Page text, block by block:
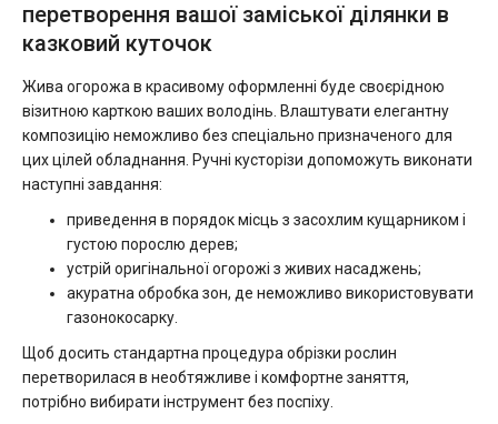
перетворення вашої заміської ділянки в
казковий куточок
Жива огорожа в красивому оформленні буде своєрідною
візитною карткою ваших володінь. Влаштувати елегантну
композицію неможливо без спеціально призначеного для
цих цілей обладнання. Ручні кусторізи допоможуть виконати
наступні завдання:
приведення в порядок місць з засохлим кущарником і
густою порослю дерев;
устрій оригінальної огорожі з живих насаджень;
акуратна обробка зон, де неможливо використовувати
газонокосарку.
Щоб досить стандартна процедура обрізки рослин
перетворилася в необтяжливе і комфортне заняття,
потрібно вибирати інструмент без поспіху.